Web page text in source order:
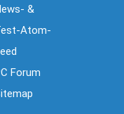
&
Atom-
Forum